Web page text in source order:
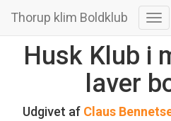
Thorup klim Boldklub
Skift
Husk Klub i
laver
Udgivet af Claus